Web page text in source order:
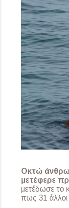
Οκτώ
μετέφερε
μετέδωσε το
πως 31